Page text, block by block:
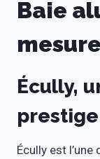
Baie
Écully,
Écully est